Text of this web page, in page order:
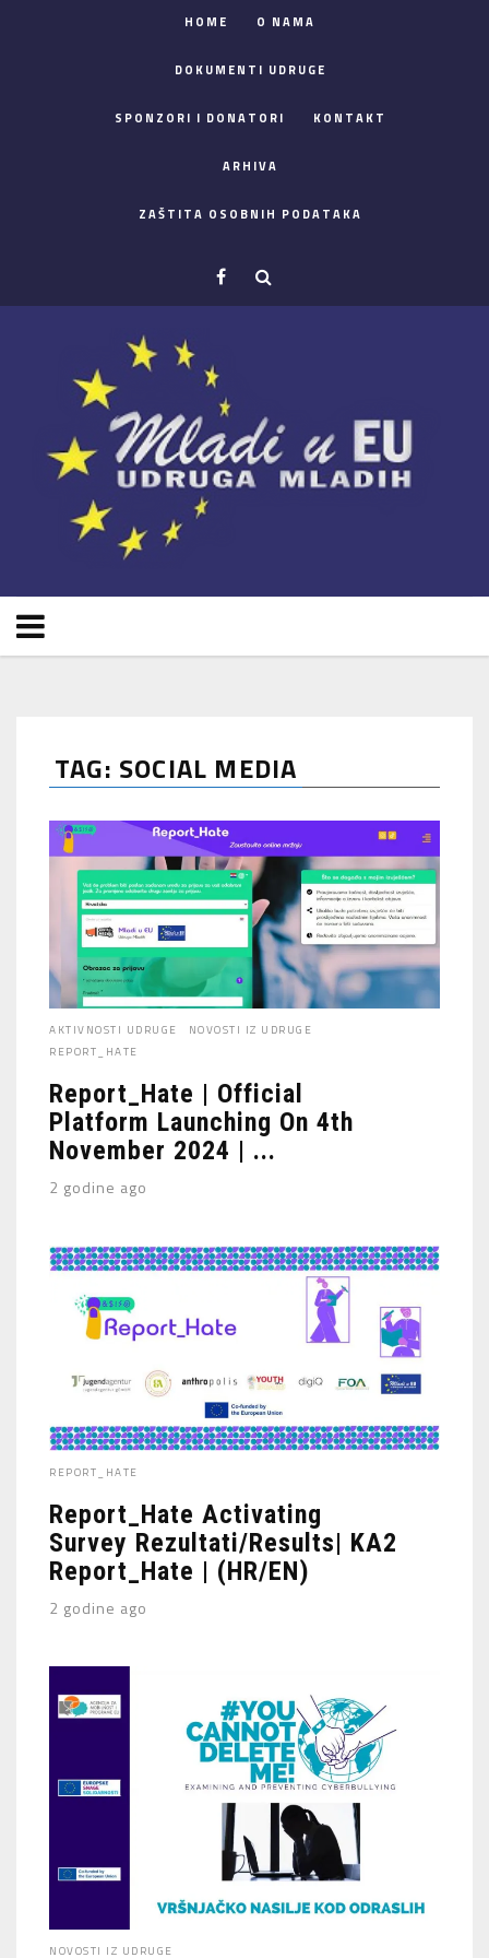
HOME O NAMA
DOKUMENTI UDRUGE
SPONZORI I DONATORI KONTAKT
ARHIVA
ZAŠTITA OSOBNIH PODATAKA
TAG: SOCIAL MEDIA
AKTIVNOSTI UDRUGE
NOVOSTI IZ UDRUGE
REPORT_HATE
Report_Hate | Official
Platform Launching On 4th
November 2024 | ...
2 godine ago
REPORT_HATE
Report_Hate Activating
Survey Rezultati/Results| KA2
Report_Hate | (HR/EN)
2 godine ago
NOVOSTI IZ UDRUGE